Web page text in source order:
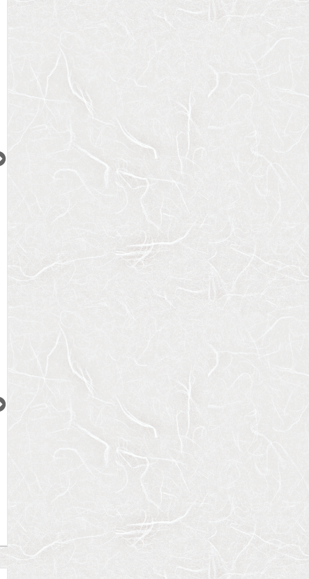
更新 08/06
東急田園都市線
『池尻大橋駅』徒歩
賃料：32.0 万円
オーベルアーバンツ日暮里
更新 08/06
ウィルローズ月島テラス
東京メトロ有楽町線
『月島駅』徒歩
万円